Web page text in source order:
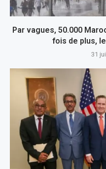
Par vagues, 50.000
fois de plus,
31